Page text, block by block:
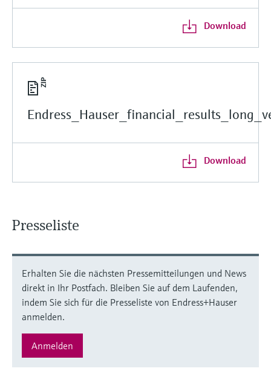
Download
Download
Presseliste
Erhalten Sie die nächsten Pressemitteilungen und News
direkt in Ihr Postfach. Bleiben Sie auf dem Laufenden,
indem Sie sich für die Presseliste von Endress+Hauser
anmelden.
Anmelden